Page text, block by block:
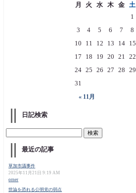
月
火 水 木 金 土
« 11月
1
3
4 5 6 7 8
10
11 12 13 14 15
17
18 19 20 21 22
24 25 26 27 28 29
31
日記検索
最近の記事
草加市議事件
2025年11月21日 9:19 AM
orner
世論を恐れる公明党の弱点